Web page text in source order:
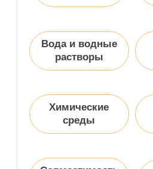
Вода и водные
растворы
Химические
среды